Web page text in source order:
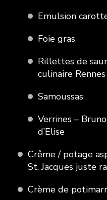
Emulsion
Foie gras
Rillettes de
culinaire Rennes
Samoussas
Verrines –
d’Elise
Crême / potage
St. Jacques juste
Crème de